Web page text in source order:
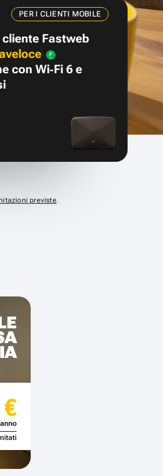
PER I CLIENTI MOBILE
cliente Fastweb
con Wi‑Fi 6 e
previste.